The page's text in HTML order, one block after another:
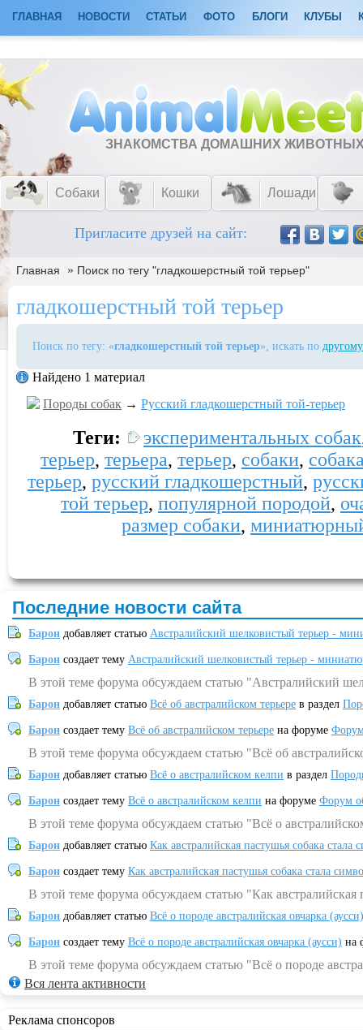
ГЛАВНАЯ НОВОСТИ СТАТЬИ ФОТО БЛОГИ КЛУБЫ
ЗНАКОМСТВА ДОМАШНИХ
Собаки Кошки Лошади
Пригласите друзей на сайт:
Главная » Поиск по тегу "гладкошерстный той терьер"
гладкошерстный той терьер
Поиск по тегу: «гладкошерстный той терьер», искать по
Найдено 1 материал
Породы собак → Русский гладкошерстный той-терьер
Теги: экспериментальных собак
терьер, терьера, терьер, собаки,
терьер, русский гладкошерстный,
той терьер, популярной породой,
размер собаки,
Последние новости сайта
Барон добавляет статью Австралийский шелковистый терьер -
Барон создает тему Австралийский шелковистый терьер -
В этой теме форума обсуждаем статью "Австралийский
Барон добавляет статью Всё об австралийском терьере в раздел
Барон создает тему Всё об австралийском терьере на форуме
В этой теме форума обсуждаем статью "Всё об
Барон добавляет статью Всё о австралийском келпи в раздел
Барон создает тему Всё о австралийском келпи на форуме Форум
В этой теме форума обсуждаем статью "Всё о
Барон добавляет статью Как австралийская пастушья собака
Барон создает тему Как австралийская пастушья собака стала
В этой теме форума обсуждаем статью "Как
Барон добавляет статью Всё о породе австралийская овчарка (аусси)
Барон создает тему Всё о породе австралийская овчарка (аусси) на
В этой теме форума обсуждаем статью "Всё о породе
Вся лента активности
Реклама спонсоров